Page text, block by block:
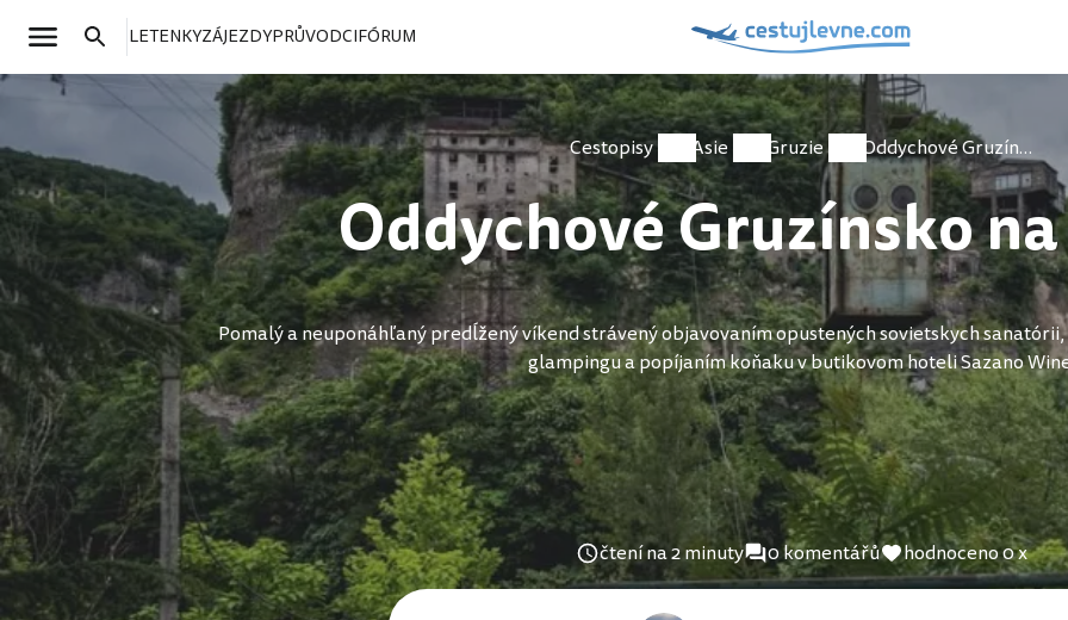
LETENKYZÁJEZDYPRŮVODCIFÓRUM
Cestopisy Asie Gruzie Oddychové Gruzínsko na víkend
Oddychové Gruzínsko
Pomalý a neuponáhľaný predĺžený víkend strávený objavovaním opustených sovietskych
glampingu a popíjaním koňaku v butikovom hoteli Sazano
čtení na 2 minuty 0 komentářů hodnoceno 0 x